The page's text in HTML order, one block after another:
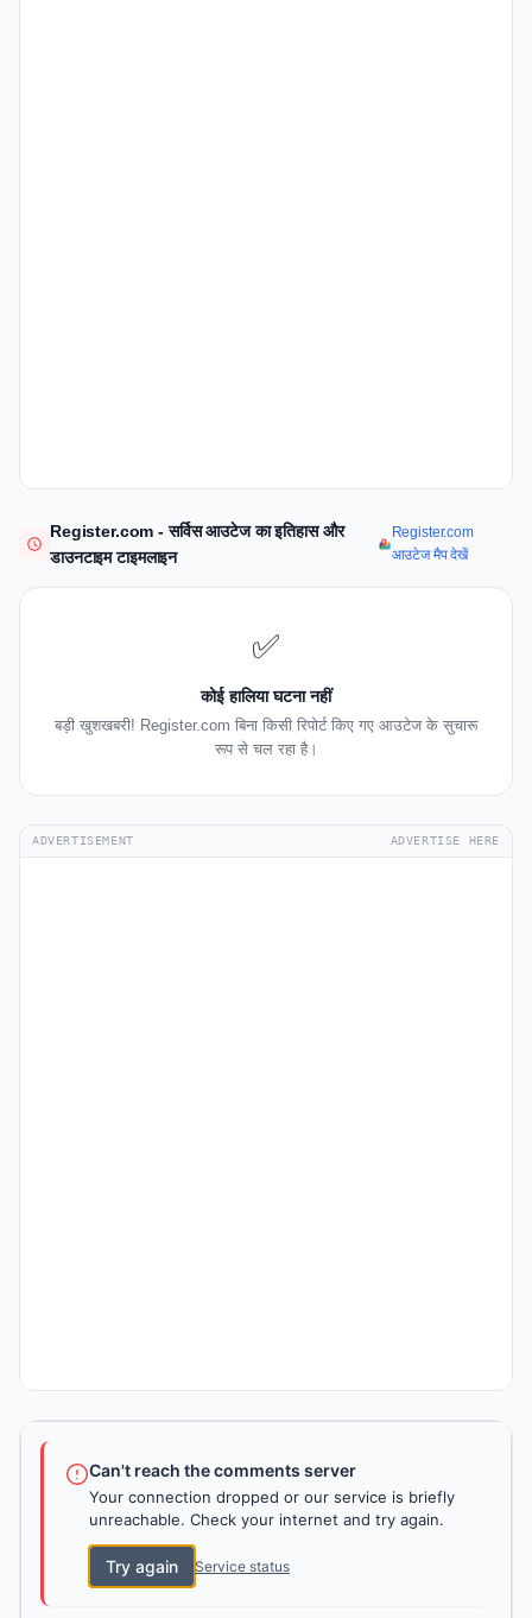
Register.com - सर्विस आउटेज का इतिहास और
डाउनटाइम टाइमलाइन
Register.com
आउटेज मैप देखें
✅
कोई हालिया घटना नहीं
बड़ी खुशखबरी! Register.com बिना किसी रिपोर्ट किए गए आउटेज के सुचारू
रूप से चल रहा है।
ADVERTISEMENT ADVERTISE HERE
Can't reach the comments server
Your connection dropped or our service is briefly
unreachable. Check your internet and try again.
Try again Service status